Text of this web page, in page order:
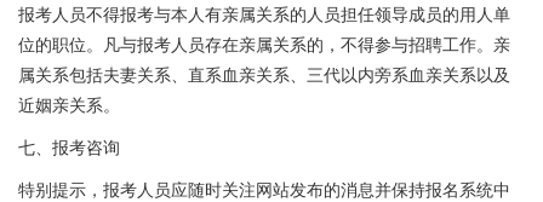
报考人员不得报考与本人有亲属关系的人员担任领导成员的用人单
位的职位。凡与报考人员存在亲属关系的，不得参与招聘工作。亲
属关系包括夫妻关系、直系血亲关系、三代以内旁系血亲关系以及
近姻亲关系。
七、报考咨询
特别提示，报考人员应随时关注网站发布的消息并保持报名系统中